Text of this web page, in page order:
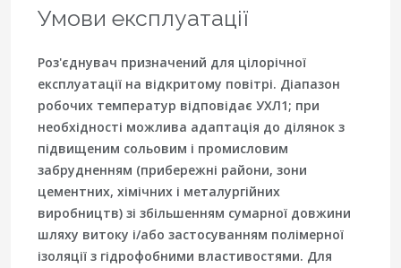
Умови експлуатації
Роз'єднувач призначений для цілорічної
експлуатації на відкритому повітрі. Діапазон
робочих температур відповідає УХЛ1; при
необхідності можлива адаптація до ділянок з
підвищеним сольовим і промисловим
забрудненням (прибережні райони, зони
цементних, хімічних і металургійних
виробництв) зі збільшенням сумарної довжини
шляху витоку і/або застосуванням полімерної
ізоляції з гідрофобними властивостями. Для